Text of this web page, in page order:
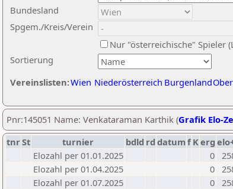
Sortierung
Bundesland
Spgem./Kreis/Verein
Nur "österreichische" Spieler
Vereinslisten:Wien Niederösterreich Burgenland
Pnr:145051 Name: Venkataraman Karthik (Grafik Elo-
tnrSt turnier bdld rd datumf Kerg
Elozahl per 01.01.2025
0
Elozahl per 01.04.2025
0
Elozahl per 01.07.2025
0